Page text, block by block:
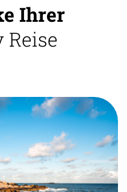
Ihrer
Reise